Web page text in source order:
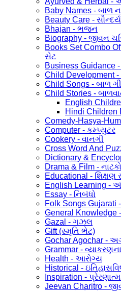
Baby Names - બાળ
Beauty Care -
Bhajan - ભજન
Biography - જીવન
Books Set Combo
સેટ
Business Guidance
Child Development -
Child Songs - બાળ
Child Stories -
English
Hindi Children
Comedy-Hasya-
Computer - કમ્પ્યુટર
Cookery - વાનગી
Cross Word And
Dictionary &
Drama & Film -
Educational - શિક્ષણ
English Learning -
Essay - નિબંધો
Folk Songs Gujarati
General Knowledge
Gazal - ગઝલ
Gift (સ્મૃતિ ભેટ)
Gochar Agochar -
Grammar -
Health - આરોગ્ય
Historical -
Inspiration -
Jeevan Charitro -